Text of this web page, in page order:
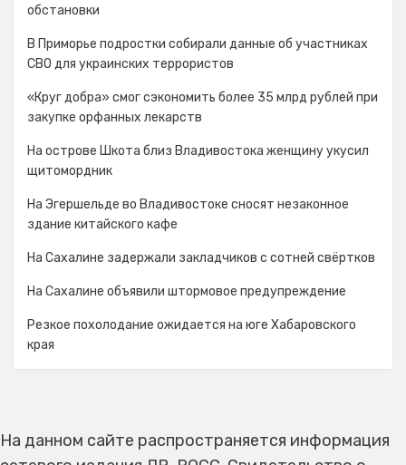
обстановки
В Приморье подростки собирали данные об участниках
СВО для украинских террористов
«Круг добра» смог сэкономить более 35 млрд рублей при
закупке орфанных лекарств
На острове Шкота близ Владивостока женщину укусил
щитомордник
На Эгершельде во Владивостоке сносят незаконное
здание китайского кафе
На Сахалине задержали закладчиков с сотней свёртков
На Сахалине объявили штормовое предупреждение
Резкое похолодание ожидается на юге Хабаровского
края
На данном сайте распространяется информация